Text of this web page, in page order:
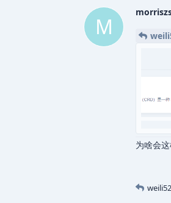
M
为啥会